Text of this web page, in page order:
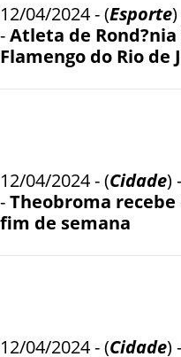
12/04/2024 - (Esporte
-Atleta de
Flamengo do Rio de
12/04/2024 - (Cidade)
-Theobroma recebe
fim de semana
12/04/2024 - (Cidade)